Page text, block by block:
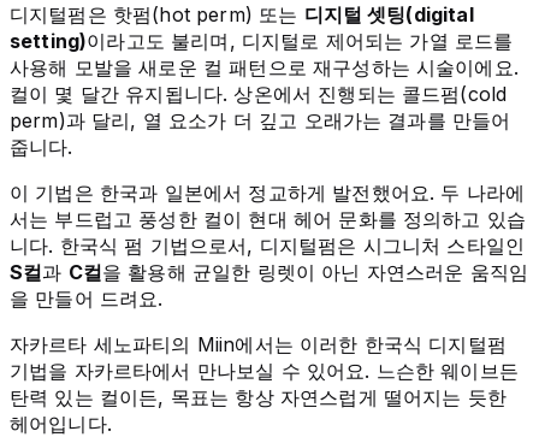
디지털펌은 핫펌(hot perm) 또는 디지털 셋팅(digital
setting)이라고도 불리며, 디지털로 제어되는 가열 로드를
사용해 모발을 새로운 컬 패턴으로 재구성하는 시술이에요.
컬이 몇 달간 유지됩니다. 상온에서 진행되는 콜드펌(cold
perm)과 달리, 열 요소가 더 깊고 오래가는 결과를 만들어
줍니다.
이 기법은 한국과 일본에서 정교하게 발전했어요. 두 나라에
서는 부드럽고 풍성한 컬이 현대 헤어 문화를 정의하고 있습
니다. 한국식 펌 기법으로서, 디지털펌은 시그니처 스타일인
S컬과 C컬을 활용해 균일한 링렛이 아닌 자연스러운 움직임
을 만들어 드려요.
자카르타 세노파티의 Miin에서는 이러한 한국식 디지털펌
기법을 자카르타에서 만나보실 수 있어요. 느슨한 웨이브든
탄력 있는 컬이든, 목표는 항상 자연스럽게 떨어지는 듯한
헤어입니다.